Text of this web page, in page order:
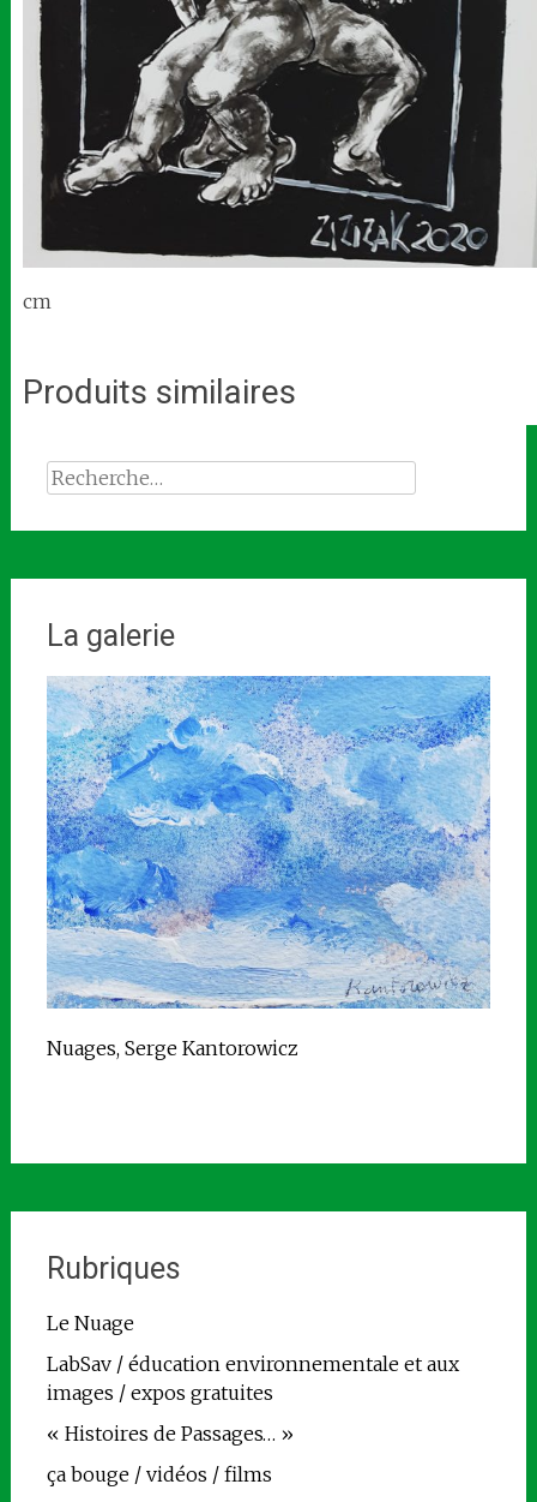
cm
Produits similaires
Rechercher :
La galerie
Nuages, Serge Kantorowicz
Rubriques
Le Nuage
LabSav / éducation environnementale et aux
images / expos gratuites
« Histoires de Passages… »
ça bouge / vidéos / films